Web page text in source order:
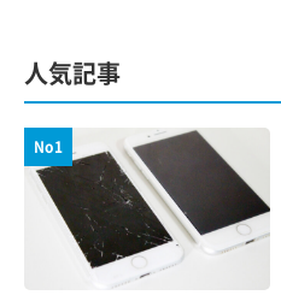
人気記事
No1